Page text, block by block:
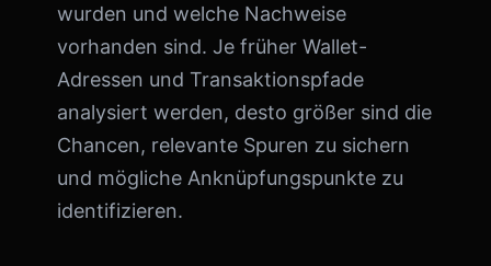
wurden und welche Nachweise
vorhanden sind. Je früher Wallet-
Adressen und Transaktionspfade
analysiert werden, desto größer sind die
Chancen, relevante Spuren zu sichern
und mögliche Anknüpfungspunkte zu
identifizieren.